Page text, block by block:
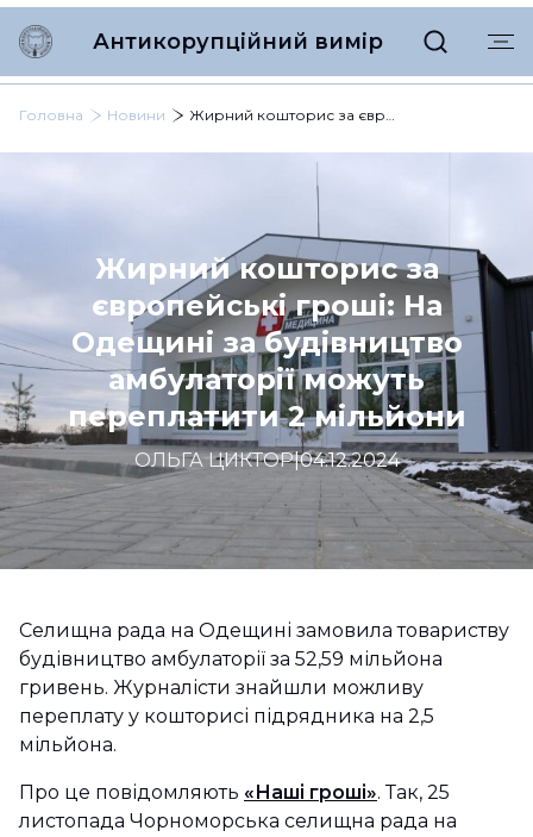
Антикорупційний вимір
Головна Новини Жирний кошторис за європейські гроші: На Одещині за будівництво амбулаторії можуть переплатити 2 мільйони
Жирний кошторис за
європейські гроші: На
Одещині за будівництво
амбулаторії можуть
переплатити 2 мільйони
ОЛЬГА ЦИКТОР|04.12.2024
Селищна рада на Одещині замовила товариству
будівництво амбулаторії за 52,59 мільйона
гривень. Журналісти знайшли можливу
переплату у кошторисі підрядника на 2,5
мільйона.
Про це повідомляють «Наші гроші». Так, 25
листопада Чорноморська селищна рада на